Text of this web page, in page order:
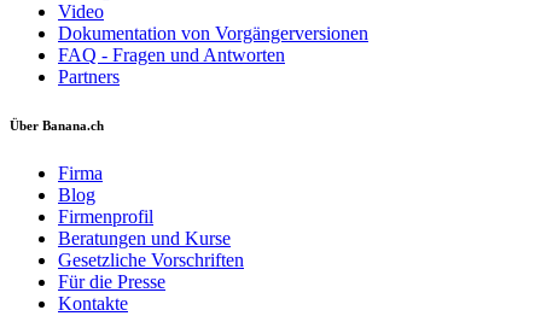
Video
Dokumentation von Vorgängerversionen
FAQ - Fragen und Antworten
Partners
Über Banana.ch
Firma
Blog
Firmenprofil
Beratungen und Kurse
Gesetzliche Vorschriften
Für die Presse
Kontakte